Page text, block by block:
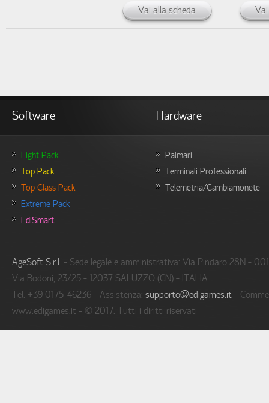
Vai alla scheda
Software
Light Pack
Top Pack
Top Class Pack
Extreme Pack
EdiSmart
Hardware
Palmari
Terminali Professionali
Telemetria/Cambiamonete
AgeSoft S.r.l. - Sede legale e amministrativa: Via Pindaro 28N -
Via Bodoni, 23/25 - 12037 SALUZZO (CN) - ITALIA
Tel. +39 0175-46236 - Assistenza: supporto@edigames.it -
www.edigames.it - © 2017. Tutti i diritti riservati